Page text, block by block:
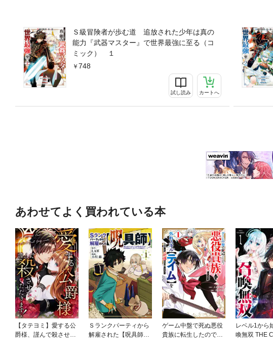
Ｓ級冒険者が歩む道 追放された少年は真の
能力『武器マスター』で世界最強に至る（コ
ミック） １
748
試し読み カートへ
あわせてよく買われている本
【タテヨミ】愛する公
爵様、謹んで殺させて
Ｓランクパーティから
解雇された【呪具師】
ゲーム中盤で死ぬ悪役
貴族に転生したので、
レベル1から
喚無双 THE